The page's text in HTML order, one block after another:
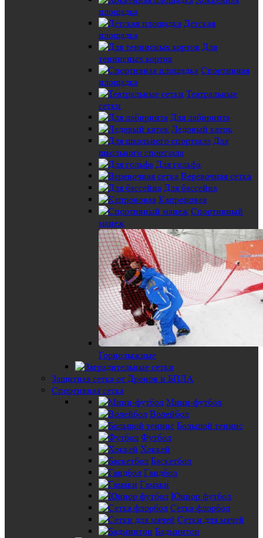
площадка
Детская
площадка
Для
теннисных кортов
Спортивная
площадка
Театральные
сетки
Для лабиринта
Ледовый каток
Для
школьного спортзала
Для гольфа
Веревочная сетка
Для бассейна
Капроновая
Спортивный
манеж
Горнолыжные
Защитная сетка от Дронов и БПЛА
Спортивная сетка
Мини-футбол
Волейбол
Большой теннис
Футбол
Хоккей
Баскетбол
Гандбол
Гамаки
Юниор футбол
Сетка флорбол
Сетки для мячей
Бадминтон